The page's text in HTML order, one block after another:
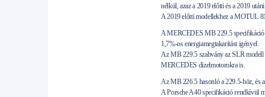
nélkül, azaz a 2019 előtti és a 2019
A 2019 előtti modellekhez a MOTUL
A MERCEDES MB 229.5 specifikáció
1,7%-os energiamegtakarítást igényel.
Az MB 229.5 szabvány az SLR
MERCEDES dízelmotorokra is.
Az MB 226.5 hasonló a 229.5-höz,
A Porsche A40 specifikáció rendkívül